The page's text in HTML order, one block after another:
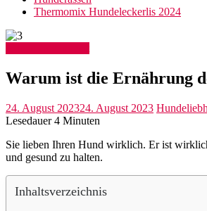
Thermomix Hundeleckerlis 2024
Warum ist die Ernährung
24. August 202324. August 2023
Lesedauer 4 Minuten
Sie lieben Ihren Hund wirklich. Er ist
und gesund zu halten.
Inhaltsverzeichnis